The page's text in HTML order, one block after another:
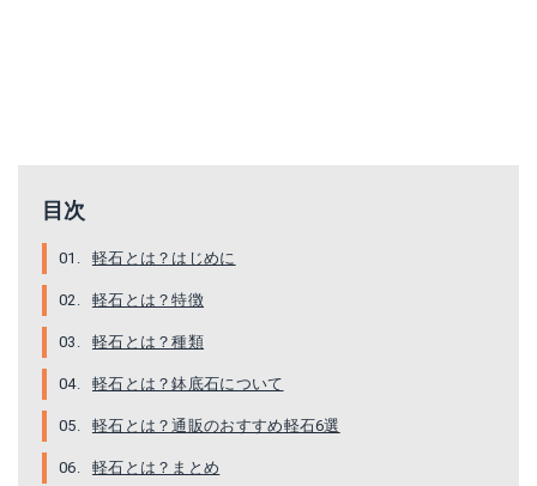
目次
軽石とは？はじめに
軽石とは？特徴
軽石とは？種類
軽石とは？鉢底石について
軽石とは？通販のおすすめ軽石6選
軽石とは？まとめ